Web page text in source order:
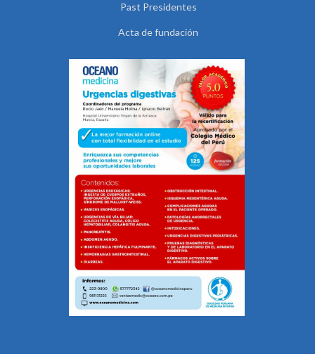
Past Presidentes
Acta de fundación